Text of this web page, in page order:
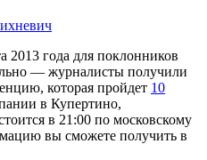
2013 года для поклонников
— журналисты получили
которая пройдет 10
в Купертино,
в 21:00 по московскому
вы сможете получить в